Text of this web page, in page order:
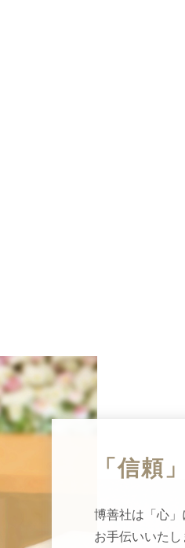
「信頼
博善社は「心
お手伝いいた